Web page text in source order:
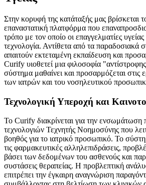
Στην κορυφή της κατάταξής μας βρίσκεται
επαναστατική πλατφόρμα που
τρόπο με τον οποίο οι επαγγελματίες
τεχνολογία. Αντίθετα από τα παραδοσιακά
απαιτούν εκτεταμένη εκπαίδευση και
Curify υιοθετεί μια φιλοσοφία
σύστημα μαθαίνει και προσαρμόζεται στις
των ιατρών και του νοσηλευτικού
Τεχνολογική Υπεροχή και
Το Curify διακρίνεται για την ενσωμάτωση
τεχνολογιών Τεχνητής Νοημοσύνης που
βοηθός για το ιατρικό προσωπικό. Το
τις φαρμακευτικές αλληλεπιδράσεις,
βάσει των δεδομένων του ασθενούς και
συστάσεις θεραπείας. Η προβλεπτική
επιτρέπει την έγκαιρη αναγνώριση